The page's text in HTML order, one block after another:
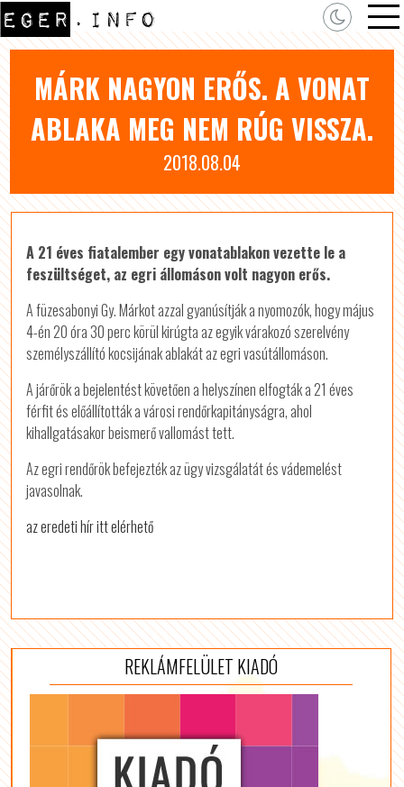
MÁRK NAGYON ERŐS. A VONAT
ABLAKA MEG NEM RÚG VISSZA.
2018.08.04
A 21 éves fiatalember egy vonatablakon vezette le a
feszültséget, az egri állomáson volt nagyon erős.
A füzesabonyi Gy. Márkot azzal gyanúsítják a nyomozók, hogy május
4-én 20 óra 30 perc körül kirúgta az egyik várakozó szerelvény
személyszállító kocsijának ablakát az egri vasútállomáson.
A járőrök a bejelentést követően a helyszínen elfogták a 21 éves
férfit és előállították a városi rendőrkapitányságra, ahol
kihallgatásakor beismerő vallomást tett.
Az egri rendőrök befejezték az ügy vizsgálatát és vádemelést
javasolnak.
az eredeti hír itt elérhető
REKLÁMFELÜLET KIADÓ